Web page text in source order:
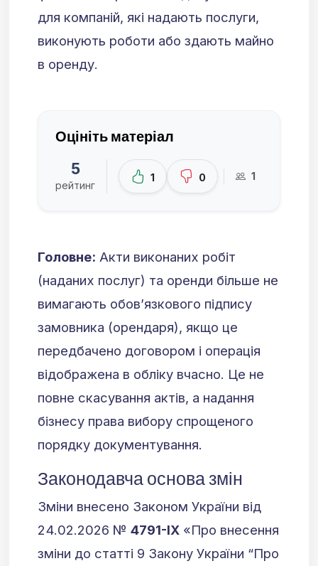
для компаній, які надають послуги,
виконують роботи або здають майно
в оренду.
Оцініть матеріал
5
рейтинг
1 0 1
Головне: Акти виконаних робіт
(наданих послуг) та оренди більше не
вимагають обов’язкового підпису
замовника (орендаря), якщо це
передбачено договором і операція
відображена в обліку вчасно. Це не
повне скасування актів, а надання
бізнесу права вибору спрощеного
порядку документування.
Законодавча основа змін
Зміни внесено Законом України від
24.02.2026 № 4791-IX «Про внесення
зміни до статті 9 Закону України “Про